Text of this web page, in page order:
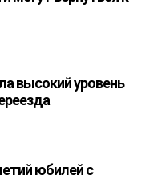
высокий уровень
юбилей с